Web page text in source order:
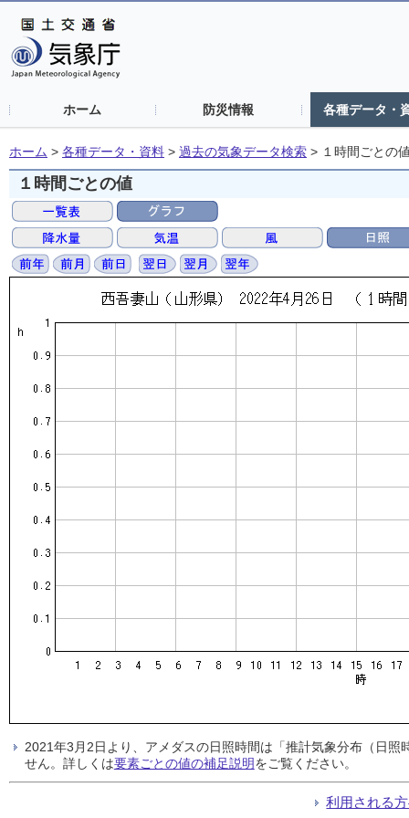
ホーム 防災情報 各種データ・
ホーム > 各種データ・資料 > 過去の気象データ検索 > １時間ごとの
１時間ごとの値
2021年3月2日より、アメダスの日照時間は「推計気象分布（日
せん。詳しくは要素ごとの値の補足説明をご覧ください。
利用される